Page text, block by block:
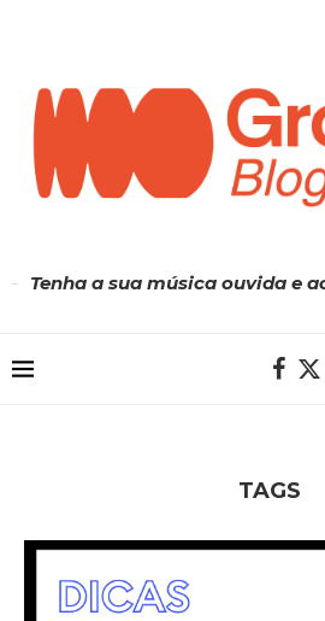
Tenha a sua música ouvida e
TAGS